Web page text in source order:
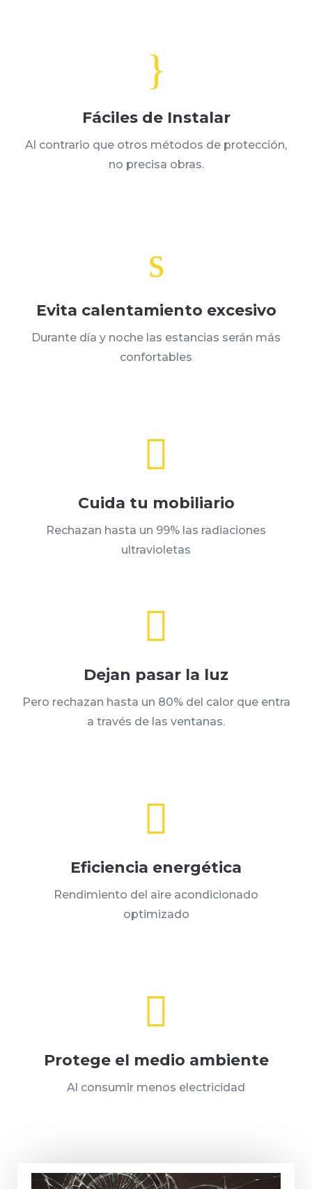
}
Fáciles de Instalar
Al contrario que otros métodos de protección,
no precisa obras.
s
Evita calentamiento excesivo
Durante día y noche las estancias serán más
confortables

Cuida tu mobiliario
Rechazan hasta un 99% las radiaciones
ultravioletas

Dejan pasar la luz
Pero rechazan hasta un 80% del calor que entra
a través de las ventanas.

Eficiencia energética
Rendimiento del aire acondicionado
optimizado

Protege el medio ambiente
Al consumir menos electricidad